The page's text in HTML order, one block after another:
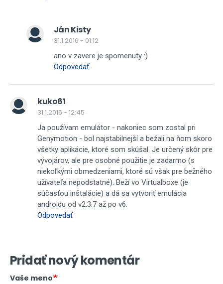
Ján Kisty
31.1.2016 - 01:12
ano v zavere je spomenuty :)
Odpovedať
kuko61
31.1.2016 - 12:45
Ja používam emulátor - nakoniec som zostal pri
Genymotion - bol najstabilnejší a bežali na ňom skoro
všetky aplikácie, ktoré som skúšal. Je určený skôr pre
vývojárov, ale pre osobné použitie je zadarmo (s
niekoľkými obmedzeniami, ktoré sú však pre bežného
užívateľa nepodstatné). Beží vo Virtualboxe (je
súčasťou inštalácie) a dá sa vytvoriť emulácia
androidu od v2.3.7 až po v6.
Odpovedať
Pridať nový komentár
Vaše meno